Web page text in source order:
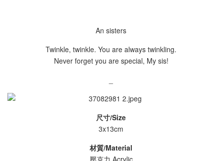
An sisters
Twinkle, twinkle. You are always twinkling.
Never forget you are special, My sis!
尺寸/Size
3x13cm
材質/Material
壓克力 Acrylic